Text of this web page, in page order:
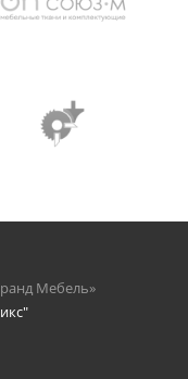
Мебель»